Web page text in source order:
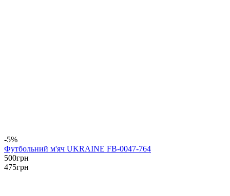
-5%
Футбольний м'яч UKRAINE FB-0047-764
500грн
475грн